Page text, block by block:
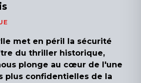
met en péril la sécurité
du thriller historique,
plonge au cœur de l'une
plus confidentielles de la